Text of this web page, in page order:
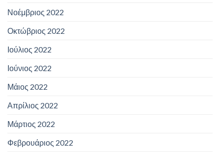
Νοέμβριος 2022
Οκτώβριος 2022
Ιούλιος 2022
Ιούνιος 2022
Μάιος 2022
Απρίλιος 2022
Μάρτιος 2022
Φεβρουάριος 2022